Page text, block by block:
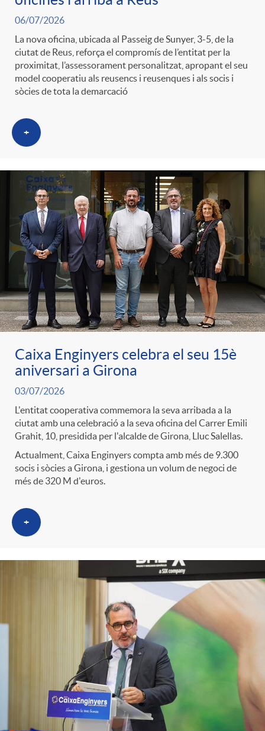
r
o
C
a
e
g
o
r
i
a
s
g
u
t
s
06/07/2026
La nova oficina, ubicada al Passeig de Sunyer, 3-5, de la
ciutat de Reus, reforça el compromís de l’entitat per la
proximitat, l’assessorament personalitzat, apropant el seu
model cooperatiu als reusencs i reusenques i als socis i
sòcies de tota la demarcació
+
Caixa Enginyers celebra el seu 15è
aniversari a Girona
03/07/2026
L'entitat cooperativa commemora la seva arribada a la
ciutat amb una celebració a la seva oficina del Carrer Emili
Grahit, 10, presidida per l'alcalde de Girona, Lluc Salellas.
Actualment, Caixa Enginyers compta amb més de 9.300
socis i sòcies a Girona, i gestiona un volum de negoci de
més de 320 M d'euros.
+